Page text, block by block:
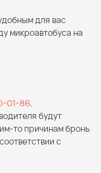
для вас
микроавтобуса на
01-86
будут
то причинам бронь
с